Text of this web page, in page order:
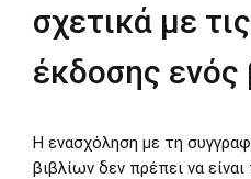
σχετικά με
έκδοσης ενός
Η ενασχόληση με τη
βιβλίων δεν πρέπει να